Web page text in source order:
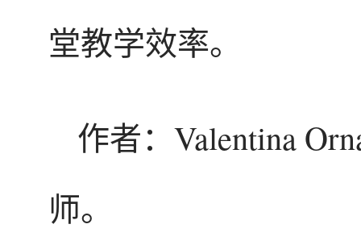
堂教学效率。
作者：Valentina
师。